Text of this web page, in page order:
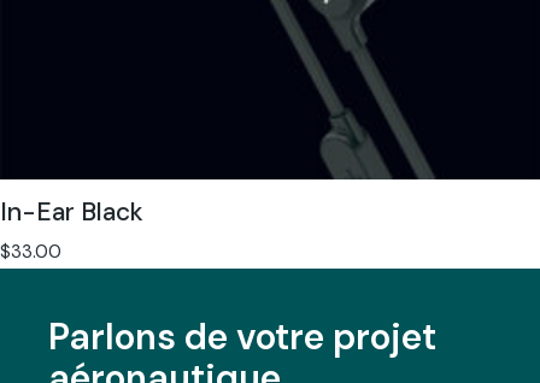
In-Ear Black
$33.00
Parlons de votre projet